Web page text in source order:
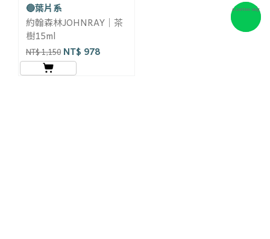
🔵葉片系
約翰森林JOHNRAY｜茶
樹15ml
NT$ 1,150 NT$ 978